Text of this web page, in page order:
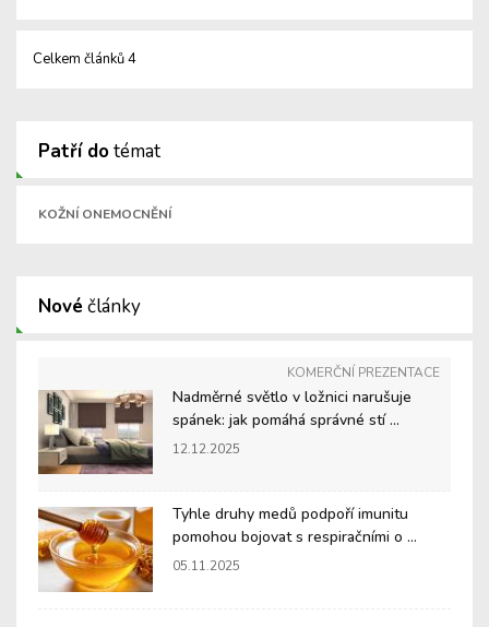
Celkem článků 4
Patří dotémat
KOŽNÍ ONEMOCNĚNÍ
Nové články
KOMERČNÍ PREZENTACE
Nadměrné světlo v ložnici narušuje
spánek: jak pomáhá správné stí ...
12.12.2025
Tyhle druhy medů podpoří imunitu
pomohou bojovat s respiračními o ...
05.11.2025